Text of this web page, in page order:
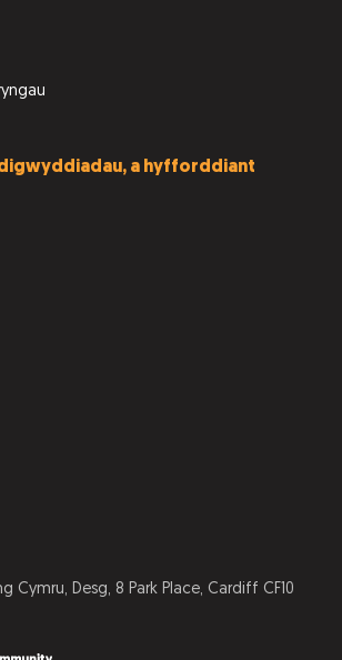
a hyfforddiant
Cymru, Desg, 8 Park Place, Cardiff CF10